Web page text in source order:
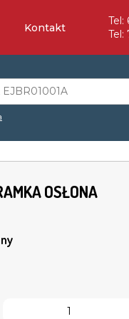
Kontakt
Tel:
Tel:
OSŁONA